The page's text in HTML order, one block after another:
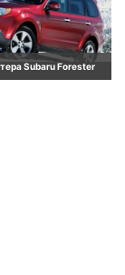
Subaru Forester